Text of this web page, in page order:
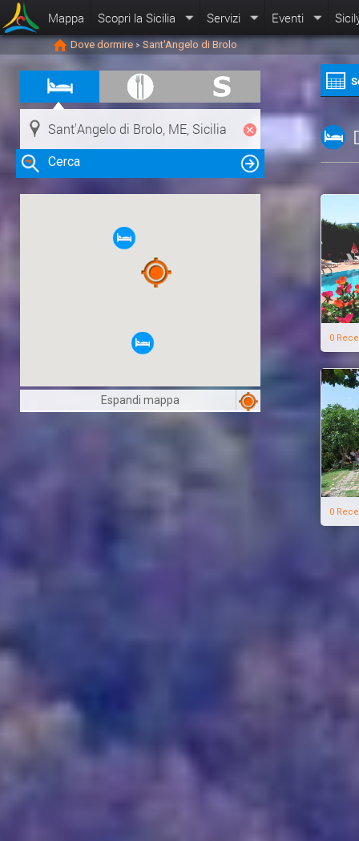
Mappa Scopri la Sicilia Servizi Eventi
Dove dormire > Sant'Angelo di Brolo
Cerca
Clicca su una risorsa nella mappa
per visualizzare le informazioni
Espandi mappa
0
0